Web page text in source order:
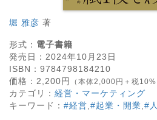
堀 雅彦 著
形式： 電子書籍
発売日： 2024年10月23日
ISBN： 9784798184210
価格： 2,200円 （本体2,000円＋税10%
カテゴリ： 経営・マーケティング
キーワード： #経営 #起業・開業 #